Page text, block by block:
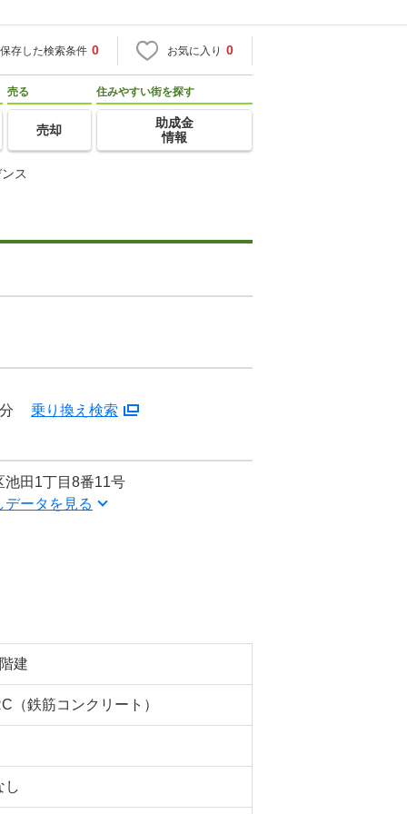
保存した検索条件 0 お気に入り 0
売る
売却
住みやすい街を探す
助成金
情報
ス
乗り換え検索
池田1丁目8番11号
データを見る
建
（鉄筋コンクリート）
し